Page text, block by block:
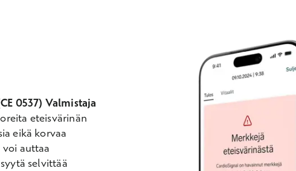
0537) Valmistaja
eteisvärinän
eikä korvaa
auttaa
selvittää